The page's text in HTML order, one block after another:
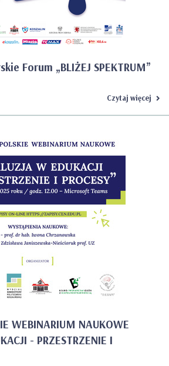
Forum „BLIŻEJ SPEKTRUM”
Czytaj więcej
WEBINARIUM NAUKOWE
- PRZESTRZENIE I